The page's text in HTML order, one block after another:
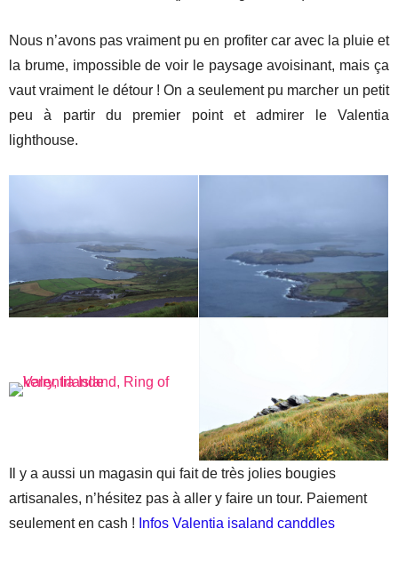
Nous n’avons pas vraiment pu en profiter car avec la pluie et
la brume, impossible de voir le paysage avoisinant, mais ça
vaut vraiment le détour ! On a seulement pu marcher un petit
peu à partir du premier point et admirer le Valentia
lighthouse.
Il y a aussi un magasin qui fait de très jolies bougies
artisanales, n’hésitez pas à aller y faire un tour. Paiement
seulement en cash ! Infos Valentia isaland canddles